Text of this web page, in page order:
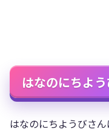
はなのにちよ
はなのにちようびさ